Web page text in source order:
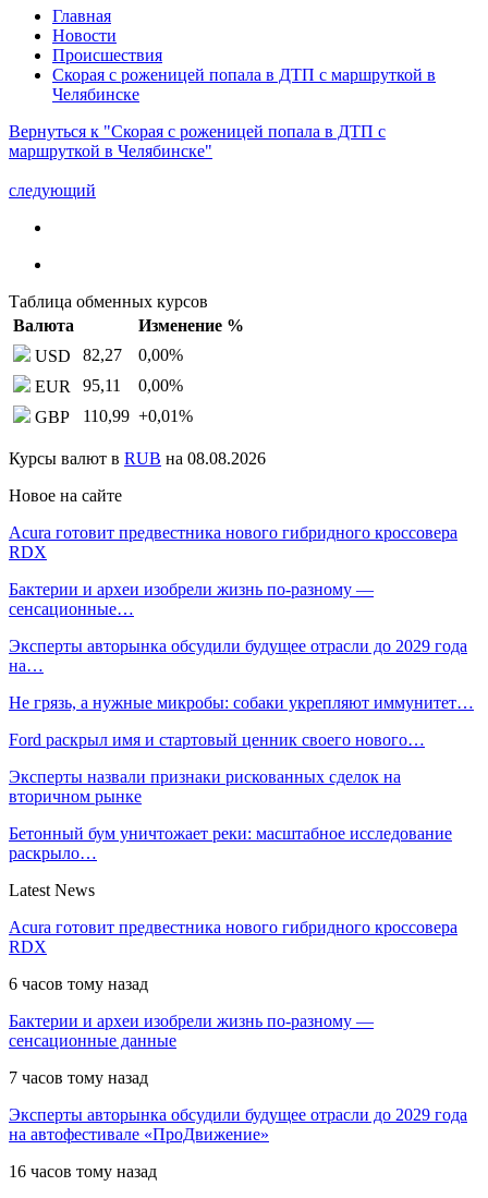
Главная
Новости
Происшествия
Скорая с роженицей попала в ДТП с маршруткой в
Челябинске
Вернуться к "Скорая с роженицей попала в ДТП с
маршруткой в Челябинске"
следующий
Таблица обменных курсов
Валюта
Изменение %
USD
82,27 0,00%
EUR
95,11 0,00%
GBP
110,99 +0,01%
Курсы валют в RUB на 08.08.2026
Новое на сайте
Acura готовит предвестника нового гибридного кроссовера
RDX
Бактерии и археи изобрели жизнь по-разному —
сенсационные…
Эксперты авторынка обсудили будущее отрасли до 2029 года
на…
Не грязь, а нужные микробы: собаки укрепляют иммунитет…
Ford раскрыл имя и стартовый ценник своего нового…
Эксперты назвали признаки рискованных сделок на
вторичном рынке
Бетонный бум уничтожает реки: масштабное исследование
раскрыло…
Latest News
Acura готовит предвестника нового гибридного кроссовера
RDX
6 часов тому назад
Бактерии и археи изобрели жизнь по-разному —
сенсационные данные
7 часов тому назад
Эксперты авторынка обсудили будущее отрасли до 2029 года
на автофестивале «ПроДвижение»
16 часов тому назад